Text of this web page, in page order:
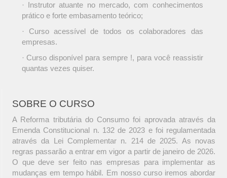
· Instrutor atuante no mercado, com conhecimentos
prático e forte embasamento teórico;
· Curso acessível de todos os colaboradores das
empresas.
· Curso disponível para sempre !, para você reassistir
quantas vezes quiser.
SOBRE O CURSO
A Reforma tributária do Consumo foi aprovada através da
Emenda Constitucional n. 132 de 2023 e foi regulamentada
através da Lei Complementar n. 214 de 2025. As novas
regras passarão a entrar em vigor a partir de janeiro de 2026.
O que deve ser feito nas empresas para implementar as
mudanças em tempo hábil. Em nosso curso iremos abordar